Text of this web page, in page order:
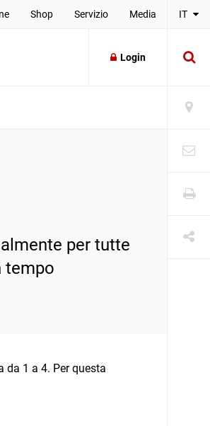
Shop Servizio Media IT
Login
per tutte
tempo
da 1 a 4. Per questa